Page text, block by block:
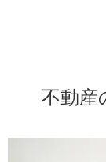
不動産